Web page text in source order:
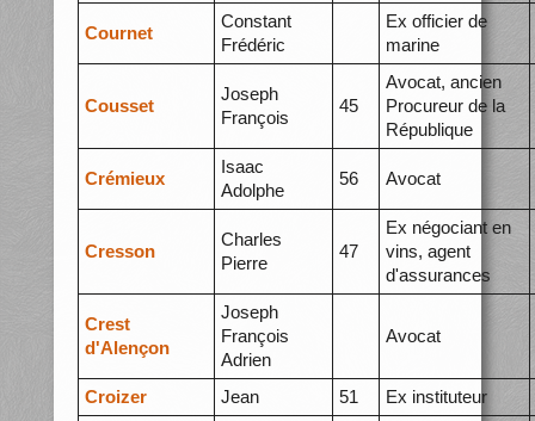
Cournet
Constant
Frédéric
Ex officier de
marine
Cousset
Joseph
François
45
Avocat, ancien
Procureur de la
République
Crémieux
Isaac
Adolphe
56 Avocat
Cresson
Charles
Pierre
47
Ex négociant en
vins, agent
d'assurances
Crest
d'Alençon
Joseph
François
Adrien
Avocat
Croizer Jean 51 Ex instituteur